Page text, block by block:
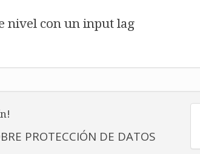
nivel con un input lag
PROTECCIÓN DE DATOS